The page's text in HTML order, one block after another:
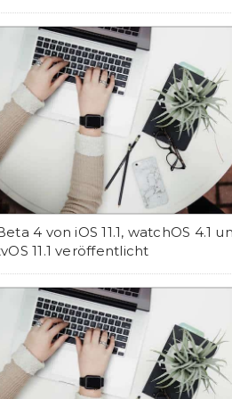
4 von iOS 11.1, watchOS 4.1
11.1 veröffentlicht